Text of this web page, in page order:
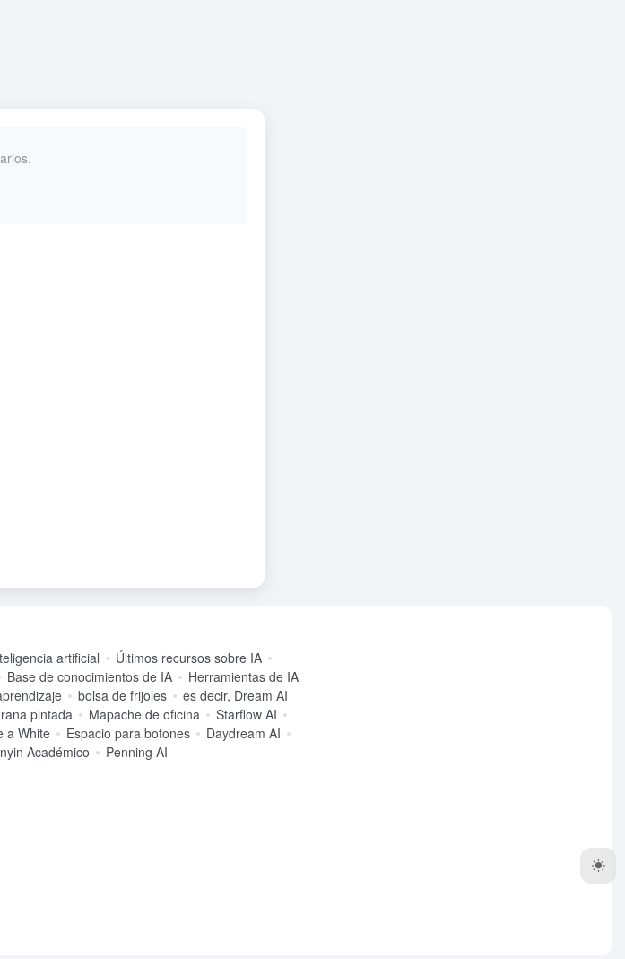
artificial
Últimos recursos sobre IA
Base de conocimientos de IA
Herramientas de IA
bolsa de frijoles
es decir, Dream AI
rana pintada Mapache de oficina
Starflow AI
a White Espacio para botones
Daydream AI
Académico Penning AI